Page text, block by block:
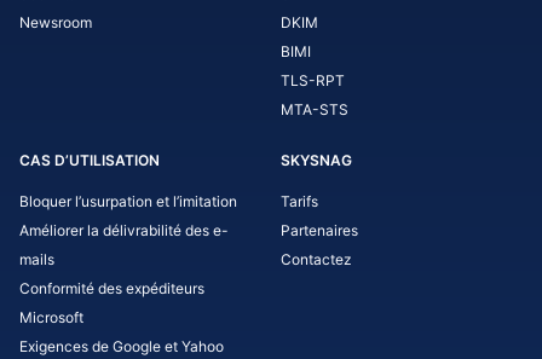
Newsroom
DKIM
BIMI
TLS-RPT
MTA-STS
CAS D’UTILISATION
Bloquer l’usurpation et l’imitation
Améliorer la délivrabilité des e-
mails
Conformité des expéditeurs
Microsoft
Exigences de Google et Yahoo
SKYSNAG
Tarifs
Partenaires
Contactez